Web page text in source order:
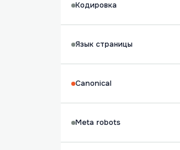
Кодировка
Язык страницы
Canonical
Meta robots